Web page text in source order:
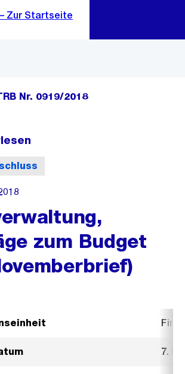
Breadcrumbs ein
Nr. 0919/2018
zum Budget
7.